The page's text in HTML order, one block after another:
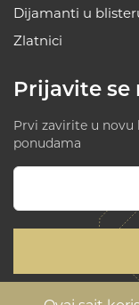
Dijamanti u
Zlatnici
Prijavite se
Prvi zavirite u novu
ponudama